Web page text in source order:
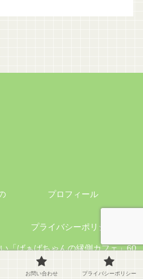
プロフィール
プライバシーポリシー
「ばぁばちゃんの縁側カフェ」60
事 All Rights Reserved.
お問い合わせ プライバシーポリシー